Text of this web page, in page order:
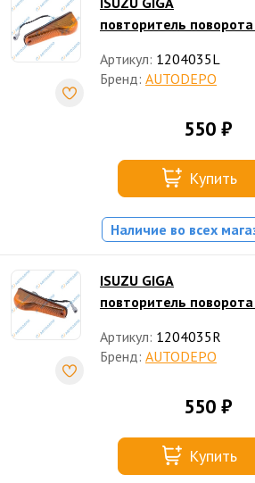
повторитель
Артикул: 1204035L
Бренд: AUTODEPO
550 ₽
Купить
Наличие во всех
ISUZU GIGA
повторитель
Артикул: 1204035R
Бренд: AUTODEPO
550 ₽
Купить